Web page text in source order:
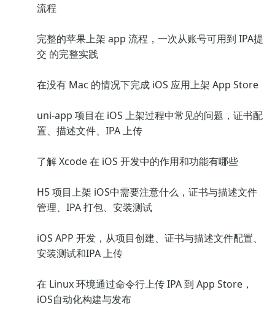
流程
完整的苹果上架 app 流程，一次从账号可用到 IPA提
交 的完整实践
在没有 Mac 的情况下完成 iOS 应用上架 App Store
uni-app 项目在 iOS 上架过程中常见的问题，证书配
置、描述文件、IPA 上传
了解 Xcode 在 iOS 开发中的作用和功能有哪些
H5 项目上架 iOS中需要注意什么，证书与描述文件
管理、IPA 打包、安装测试
iOS APP 开发，从项目创建、证书与描述文件配置、
安装测试和IPA 上传
在 Linux 环境通过命令行上传 IPA 到 App Store，
iOS自动化构建与发布